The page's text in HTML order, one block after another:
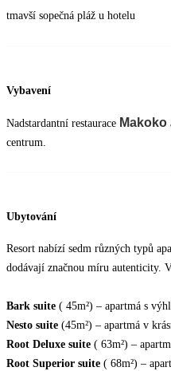
tmavší sopečná pláž u hotelu
Vybavení
Nadstardantní restaurace Makoko
centrum.
Ubytování
Resort nabízí sedm různých typů
dodávají značnou míru autenticity.
Bark suite ( 45m²) – apartmá s
Nesto suite (45m²) – apartmá v
Root Deluxe suite ( 63m²) –
Root Superior suite ( 68m²) –